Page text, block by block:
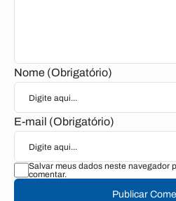
Nome (Obrigatório)
E-mail (Obrigatório)
Salvar meus dados neste navegador
comentar.
Publicar